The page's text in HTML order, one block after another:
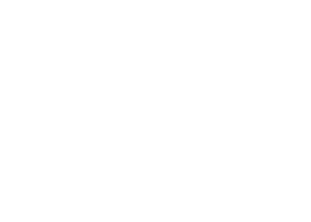
SUBSCRÍBETE A NUESTRA